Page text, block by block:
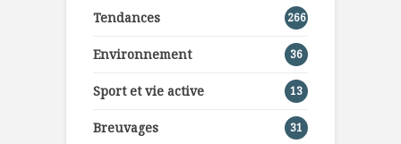
Tendances 266
Environnement 36
Sport et vie active 13
Breuvages 31